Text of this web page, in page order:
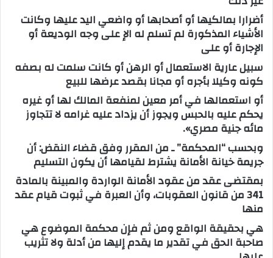
أضرارا بمالكيها أو أصحابها أو واضعي اليد عليها وكانت
الأشياء المذكورة لم تسلم له الإ على وجه الوديعة أو
الإجارة أو على
سبيل عارية الاستعمال أو الرهن أو كانت سلمت له بصفه
كونه وكيلا بأجره أو مجانا بقصد عرضها للبيع
أو استعمالها في أمر معين لمنفعة المالك لها أو غيره
يحكم عليه بالحبس ويجوز أن يزداد عليه غرامه لا تتجاوز
مائه جنية مصري».
وبحسب “المحكمة” ـ من المقرر وفق قضاء النقض: أن
جريمة خيانة الأمانة يشترط لقيامها أن يكون التسليم
بمقتضى عقد من عقود الأمانة الواردة والمبينة بالمادة
341 من قانون العقوبات، وأن العبرة في ثبوت قيام عقد
منها
هي بحقيقة الواقع ومن ثم فإن محكمة الموضوع هي
صاحبة الحق في تقدير ما يقدم إليها من أدلة ولا تثريب